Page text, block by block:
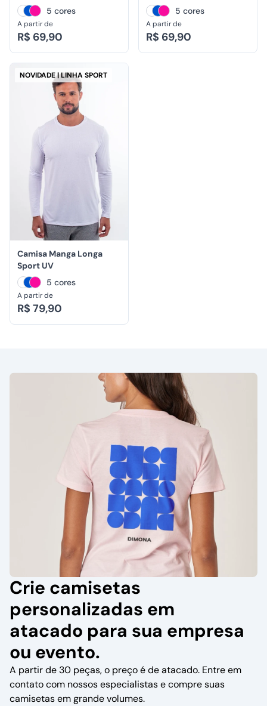
5 cores
A partir de
R$ 69,90
5 cores
A partir de
R$ 69,90
NOVIDADE | LINHA SPORT
Camisa Manga Longa
Sport UV
5 cores
A partir de
R$ 79,90
Crie camisetas
personalizadas em
atacado para sua empresa
ou evento.
A partir de 30 peças, o preço é de atacado. Entre em
contato com nossos especialistas e compre suas
camisetas em grande volumes.